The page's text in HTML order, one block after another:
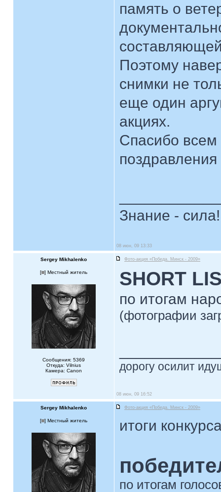
память о
Поэтому
снимки не
еще один
акциях.
Спасибо всем
Знание - сила!
08 июн, 09 13:33
Sergey Mikhalenko Фото-акция «Победа. Минск - 2009»
[ ] Местный житель
Сообщения: 5369
Откуда: Vilnius
Камера: Canon
SHORT
по итогам
(фотографии
дорогу осилит
08 июн, 09 16:52
Sergey Mikhalenko Фото-акция «Победа. Минск - 2009»
[ ] Местный житель итоги
по итогам